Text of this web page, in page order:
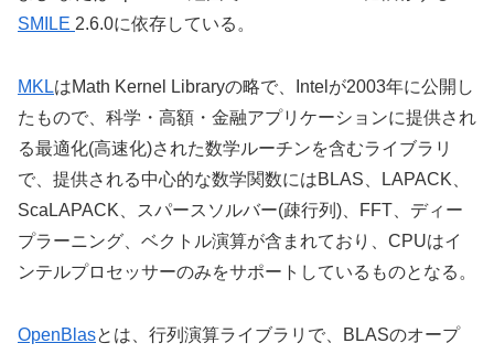
SMILE 2.6.0に依存している。
MKLはMath Kernel Libraryの略で、Intelが2003年に公開し
たもので、科学・高額・金融アプリケーションに提供され
る最適化(高速化)された数学ルーチンを含むライブラリ
で、提供される中心的な数学関数にはBLAS、LAPACK、
ScaLAPACK、スパースソルバー(疎行列)、FFT、ディー
プラーニング、ベクトル演算が含まれており、CPUはイ
ンテルプロセッサーのみをサポートしているものとなる。
OpenBlasとは、行列演算ライブラリで、BLASのオープ